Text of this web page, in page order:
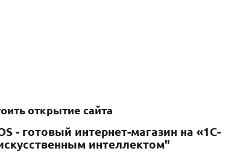
открытие сайта
- готовый интернет-магазин на «1С-
интеллектом"